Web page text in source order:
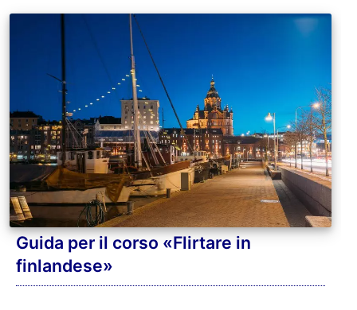
Guida per il corso «Flirtare in
finlandese»